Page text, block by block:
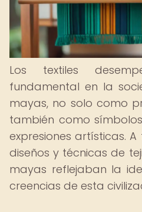
Los textiles
fundamental en la
mayas, no solo como
también como
expresiones artísticas.
diseños y técnicas de
mayas reflejaban la
creencias de esta